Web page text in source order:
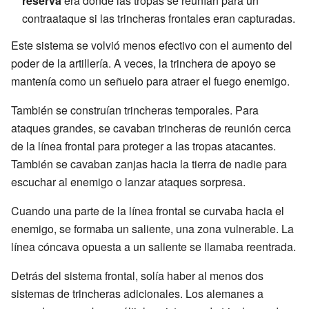
contraataque si las trincheras frontales eran capturadas.
Este sistema se volvió menos efectivo con el aumento del
poder de la artillería. A veces, la trinchera de apoyo se
mantenía como un señuelo para atraer el fuego enemigo.
También se construían trincheras temporales. Para
ataques grandes, se cavaban trincheras de reunión cerca
de la línea frontal para proteger a las tropas atacantes.
También se cavaban zanjas hacia la tierra de nadie para
escuchar al enemigo o lanzar ataques sorpresa.
Cuando una parte de la línea frontal se curvaba hacia el
enemigo, se formaba un saliente, una zona vulnerable. La
línea cóncava opuesta a un saliente se llamaba reentrada.
Detrás del sistema frontal, solía haber al menos dos
sistemas de trincheras adicionales. Los alemanes a